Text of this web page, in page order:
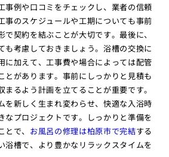
事例や口コミをチェックし、業者の信頼
事のスケジュールや工期についても事前
契約を結ぶことが大切です。最後に、
も考慮しておきましょう。浴槽の交換に
に加えて、工事費や場合によっては配管
とがあります。事前にしっかりと見積も
まるよう計画を立てることが重要です。
を新しく生まれ変わらせ、快適な入浴時
なプロジェクトです。しっかりと準備を
で、 お風呂の修理は柏原市で完結する
浴槽で、より豊かなリラックスタイムを